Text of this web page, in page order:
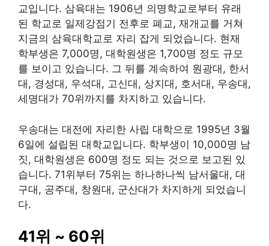
교입니다. 삼육대는 1906년 의명학교로부터 유래
된 학교로 일제강점기 전후로 폐교, 재개교를 거쳐
지금의 삼육대학교로 자리 잡게 되었습니다. 현재
학부생은 7,000명, 대학원생은 1,700명 정도 규모
를 보이고 있습니다. 그 뒤를 계속하여 원광대, 한서
대, 경성대, 우석대, 고신대, 상지대, 호서대, 우송대,
세명대가 70위까지를 차지하고 있습니다.
우송대는 대전에 자리한 사립 대학으로 1995년 3월
6일에 설립된 대학교입니다. 학부생이 10,000명 남
짓, 대학원생은 600명 정도 되는 것으로 보고된 있
습니다. 71위부터 75위는 하나하나씩 남서울대, 대
구대, 공주대, 창원대, 군산대가 차지하게 되었습니
다.
41위 ~ 60위